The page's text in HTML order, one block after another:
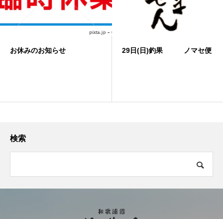
お休みのお知らせ 29日(日)釣果 ノマセ便
検索